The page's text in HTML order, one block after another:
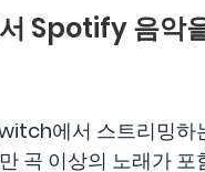
Spotify 음악
에서 스트리밍
곡 이상의 노래가